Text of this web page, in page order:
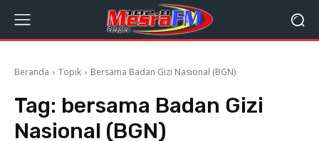
Beranda Topik Bersama Badan Gizi Nasional (BGN)
Tag: bersama Badan Gizi
Nasional (BGN)